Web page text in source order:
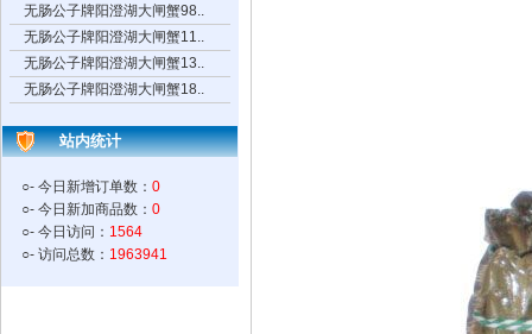
无肠公子牌阳澄湖大闸蟹98..
无肠公子牌阳澄湖大闸蟹11..
无肠公子牌阳澄湖大闸蟹13..
无肠公子牌阳澄湖大闸蟹18..
站内统计
○- 今日新增订单数： 0
○- 今日新加商品数： 0
○- 今日访问： 1564
○- 访问总数： 1963941